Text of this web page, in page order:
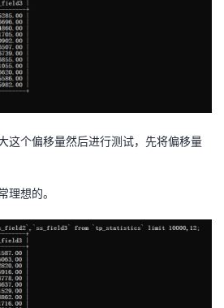
这个偏移量然后进行测试，先将偏移量
理想的。